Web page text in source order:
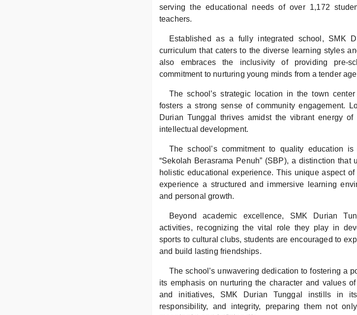
serving the educational needs of over 1,172
teachers.
Established as a fully integrated school, SMK
curriculum that caters to the diverse learning styles
also embraces the inclusivity of providing pre-
commitment to nurturing young minds from a tender
The school’s strategic location in the town
fosters a strong sense of community engagement.
Durian Tunggal thrives amidst the vibrant energy
intellectual development.
The school’s commitment to quality education
“Sekolah Berasrama Penuh” (SBP), a distinction
holistic educational experience. This unique aspect
experience a structured and immersive learning
and personal growth.
Beyond academic excellence, SMK Durian
activities, recognizing the vital role they play in
sports to cultural clubs, students are encouraged to
and build lasting friendships.
The school’s unwavering dedication to fostering a
its emphasis on nurturing the character and values
and initiatives, SMK Durian Tunggal instills in
responsibility, and integrity, preparing them not